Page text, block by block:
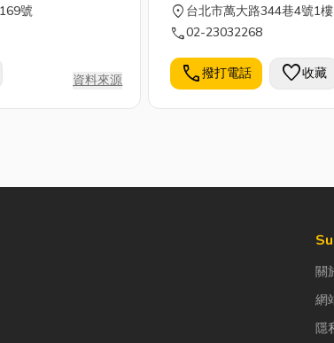
號
資料來源
location_on 台北市萬大路344巷4號1樓
call02-23032268
call撥打電話 favorite收藏
關
網
隱